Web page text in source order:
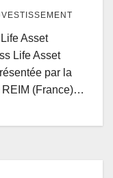
Asset
Life Asset
par la
REIM (France)…